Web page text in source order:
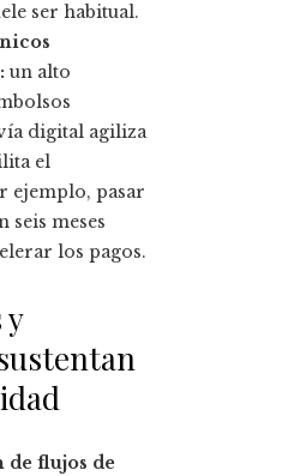
ser habitual.
un alto
digital agiliza
el
ejemplo, pasar
seis meses
los pagos.
de flujos de